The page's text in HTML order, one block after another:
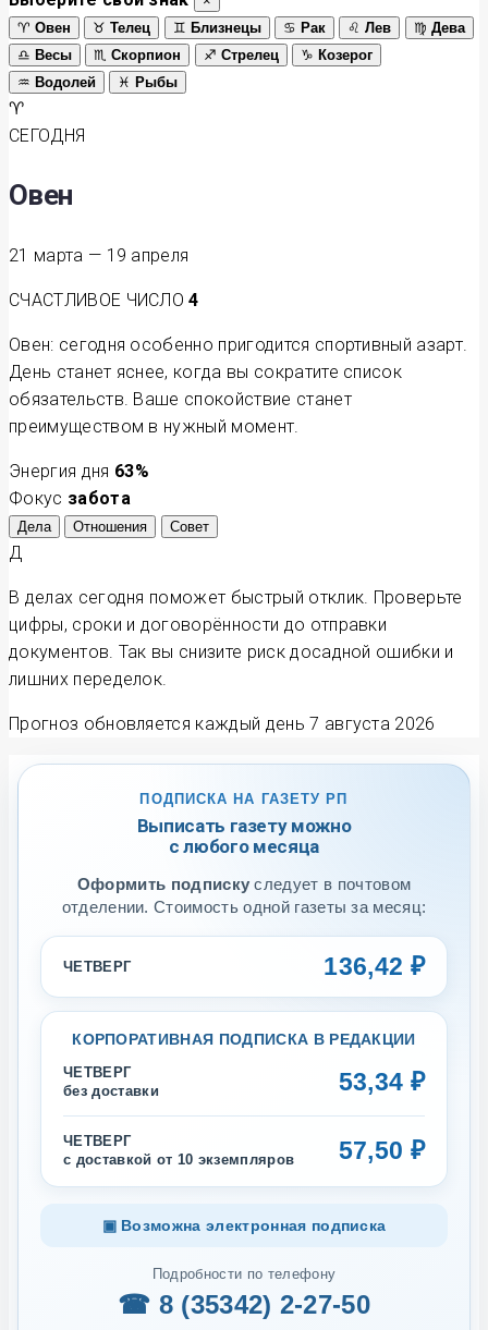
♈ Овен ♉ Телец ♊ Близнецы ♋ Рак ♌ Лев ♍ Дева
♎ Весы ♏ Скорпион ♐ Стрелец ♑ Козерог
♒ Водолей ♓ Рыбы
♈
СЕГОДНЯ
Овен
21 марта — 19 апреля
СЧАСТЛИВОЕ ЧИСЛО 4
Овен: сегодня особенно пригодится спортивный азарт.
День станет яснее, когда вы сократите список
обязательств. Ваше спокойствие станет
преимуществом в нужный момент.
Энергия дня 63%
Фокус забота
Дела Отношения Совет
Д
В делах сегодня поможет быстрый отклик. Проверьте
цифры, сроки и договорённости до отправки
документов. Так вы снизите риск досадной ошибки и
лишних переделок.
Прогноз обновляется каждый день 7 августа 2026
ПОДПИСКА НА ГАЗЕТУ РП
Выписать газету можно
с любого месяца
Оформить подписку следует в почтовом
отделении. Стоимость одной газеты за месяц:
ЧЕТВЕРГ 136,42 ₽
КОРПОРАТИВНАЯ ПОДПИСКА В РЕДАКЦИИ
ЧЕТВЕРГ
без доставки
53,34 ₽
ЧЕТВЕРГ
с доставкой от 10 экземпляров
57,50 ₽
▣ Возможна электронная подписка
Подробности по телефону
☎ 8 (35342) 2-27-50